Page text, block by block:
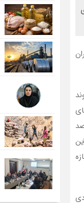
به مدت مشابه سال قبل با افزایش 41 درصد
این
در بازه